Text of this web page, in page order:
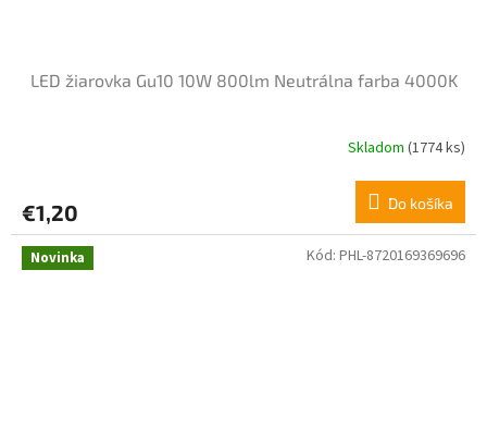
LED žiarovka Gu10 10W 800lm Neutrálna farba 4000K
Skladom (1774 ks)
€1,20 Do košíka
Novinka Kód: PHL-8720169369696